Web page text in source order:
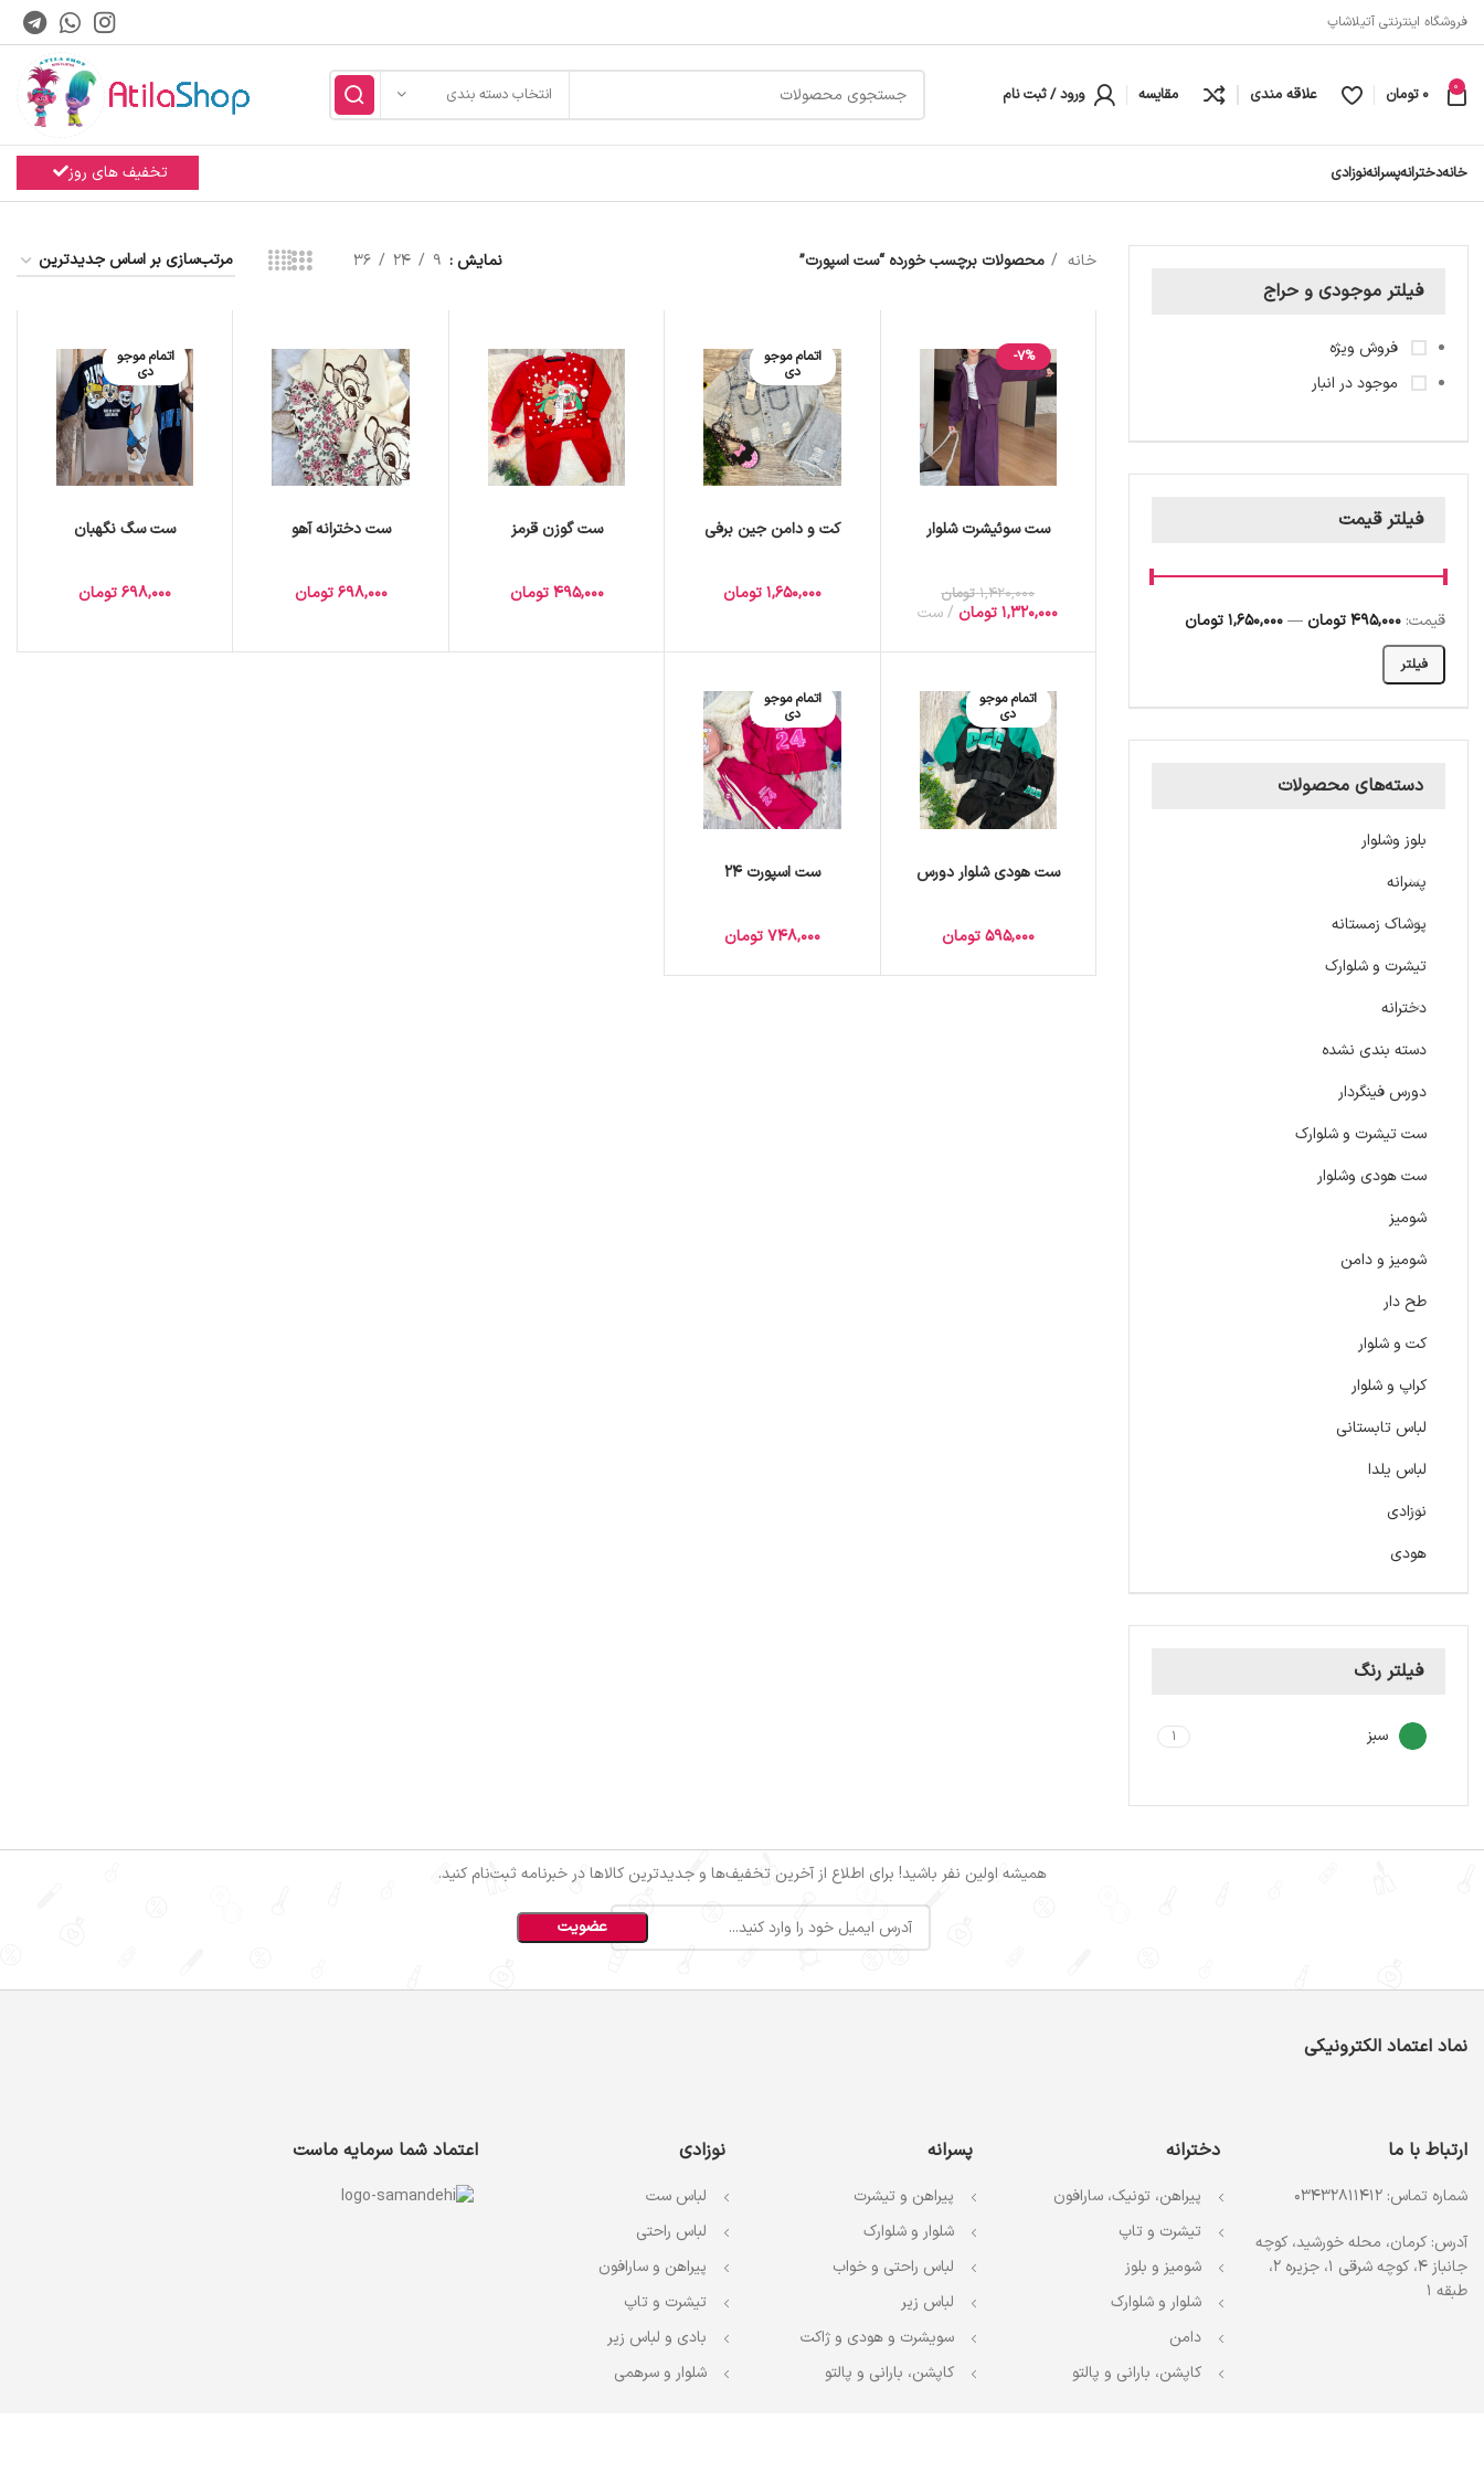
فروشگاه اینترنتی آتیلاشاپ
0
0 تومان علاقه مندی مقایسه ورود / ثبت نام انتخاب دسته بندی
خانهدخترانهپسرانهنوزادی تخفیف های روز
فیلتر موجودی و حراج
فروش ویژه
موجود در انبار
فیلتر قیمت
فیلتر
قیمت: 495,000 تومان —1,650,000 تومان
دسته‌های محصولات
بلوز وشلوار
پسرانه
پوشاک زمستانه
تیشرت و شلوارک
دخترانه
دسته بندی نشده
دورس فینگردار
ست تیشرت و شلوارک
ست هودی وشلوار
شومیز
شومیز و دامن
طح دار
کت و شلوار
کراپ و شلوار
لباس تابستانی
لباس یلدا
نوزادی
هودی
فیلتر رنگ
سبز 1
خانه محصولات برچسب خورده “ست اسپورت” نمایش 9
24
36
-7%
ست سوئیشرت شلوار
1,420,000 تومان
1,320,000 تومان ست
اتمام موجو
دی
کت و دامن جین برفی
1,650,000تومان
ست گوزن قرمز
495,000 تومان
ست دخترانه آهو
698,000 تومان
اتمام موجو
دی
ست سگ نگهبان
698,000 تومان
اتمام موجو
دی
ست هودی شلوار دورس
595,000تومان
اتمام موجو
دی
ست اسپورت 24
748,000تومان
همیشه اولین نفر باشید! برای اطلاع از آخرین تخفیف‌ها و جدیدترین کالاها در خبرنامه ثبت‌نام کنید.
نماد اعتماد الکترونیکی
ارتباط با ما
شماره تماس: 03432811412
آدرس: کرمان، محله خورشید، کوچه
جانباز 4، کوچه شرقی 1، جزیره 2،
طبقه 1
دخترانه
پیراهن، تونیک، سارافون
تیشرت و تاپ
شومیز و بلوز
شلوار و شلوارک
دامن
کاپشن، بارانی و پالتو
پسرانه
پیراهن و تیشرت
شلوار و شلوارک
لباس راحتی و خواب
لباس زیر
سویشرت و هودی و ژاکت
کاپشن، بارانی و پالتو
نوزادی
لباس ست
لباس راحتی
پیراهن و سارافون
تیشرت و تاپ
بادی و لباس زیر
شلوار و سرهمی
اعتماد شما سرمایه ماست